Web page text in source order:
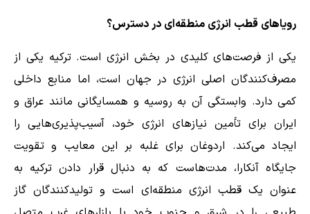
رویاهای قطب انرژی منطقه‌ای در دسترس؟
یکی از فرصت‌های کلیدی در بخش انرژی است. ترکیه یکی از
مصرف‌کنندگان اصلی انرژی در جهان است، اما منابع داخلی
کمی دارد. وابستگی آن به روسیه و همسایگانی مانند عراق و
ایران برای تأمین نیازهای انرژی خود، آسیب‌پذیری‌هایی را
ایجاد می‌کند. اردوغان برای غلبه بر این معایب و تقویت
جایگاه آنکارا، مدت‌هاست که به دنبال قرار دادن ترکیه به
عنوان یک قطب انرژی منطقه‌ای است و تولیدکنندگان گاز